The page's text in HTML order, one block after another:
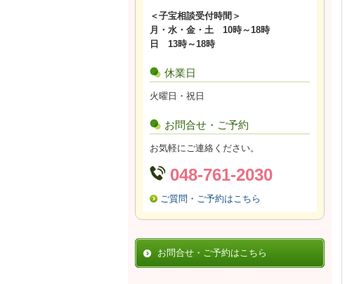
＜子宝相談受付時間＞
月・水・金・土 10時～18時
日 13時～18時
休業日
火曜日・祝日
お問合せ・ご予約
お気軽にご連絡ください。
048-761-2030
ご質問・ご予約はこちら
お問合せ・ご予約はこちら